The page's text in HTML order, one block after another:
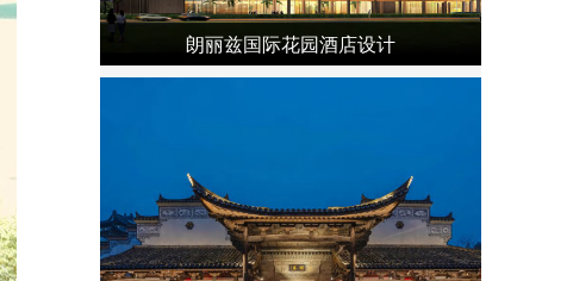
朗丽兹国际花园酒店设计